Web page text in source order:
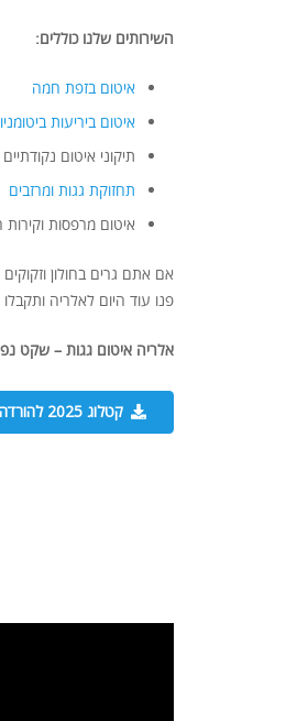
השירותים שלנו כוללים:
איטום בזפת חמה
איטום ביריעות
תיקוני איטום נקודתיים
תחזוקת גגות ומרזבים
איטום מרפסות וקירות
אם אתם גרים בחולון
פנו עוד היום לאלריה ותקבלו
אלריה איטום גגות – שקט
קטלוג 2025 להורדה